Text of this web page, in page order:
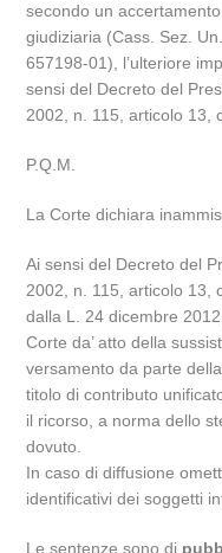
secondo un
giudiziaria (Cass. Sez.
657198-01), l’ulteriore
sensi del Decreto del
2002, n. 115, articolo 13,
P.Q.M.
La Corte dichiara
Ai sensi del Decreto del
2002, n. 115, articolo 13,
dalla L. 24 dicembre
Corte da’ atto della
versamento da parte
titolo di contributo
il ricorso, a norma dello
dovuto.
In caso di diffusione
identificativi dei soggetti
Le sentenze sono di